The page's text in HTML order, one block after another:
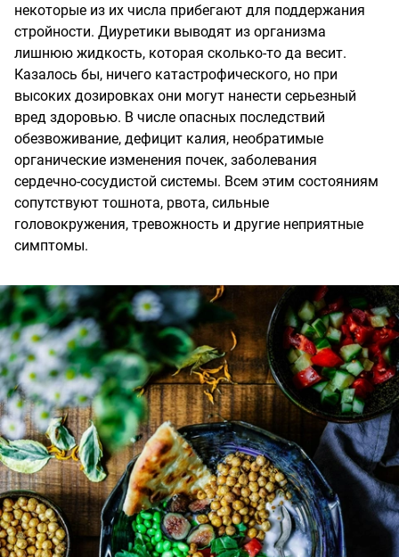
некоторые из их числа прибегают для поддержания
стройности. Диуретики выводят из организма
лишнюю жидкость, которая сколько-то да весит.
Казалось бы, ничего катастрофического, но при
высоких дозировках они могут нанести серьезный
вред здоровью. В числе опасных последствий
обезвоживание, дефицит калия, необратимые
органические изменения почек, заболевания
сердечно-сосудистой системы. Всем этим состояниям
сопутствуют тошнота, рвота, сильные
головокружения, тревожность и другие неприятные
симптомы.